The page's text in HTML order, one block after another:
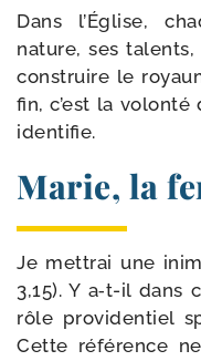
Dans l’Église,
nature, ses
construire le
fin, c’est la
identifie.
Marie, la
Je met­trai une
3,15). Y a‑t-​il dans
rôle pro­vi­den­tiel
Cette réfé­rence